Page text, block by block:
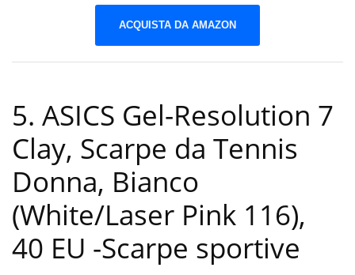
ACQUISTA DA AMAZON
5. ASICS Gel-Resolution 7
Clay, Scarpe da Tennis
Donna, Bianco
(White/Laser Pink 116),
40 EU -Scarpe sportive